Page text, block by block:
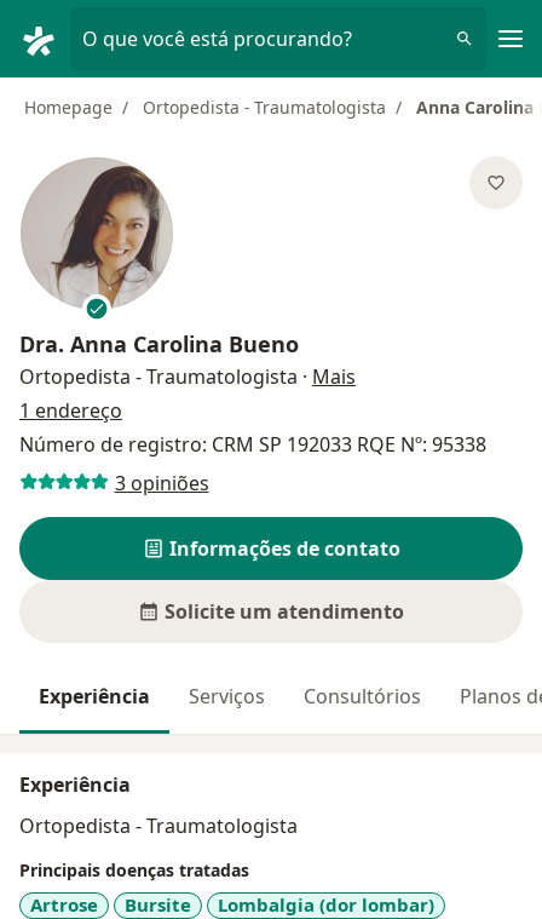
O que você está procurando?
Homepage Ortopedista - Traumatologista Anna Carolina
Dra. Anna Carolina Bueno
Ortopedista - Traumatologista · Mais
1 endereço
Número de registro: CRM SP 192033 RQE Nº: 95338
3 opiniões
Informações de contato
Solicite um atendimento
Experiência Serviços Consultórios Planos
Experiência
Ortopedista - Traumatologista
Principais doenças tratadas
Artrose Bursite
Lombalgia (dor lombar)